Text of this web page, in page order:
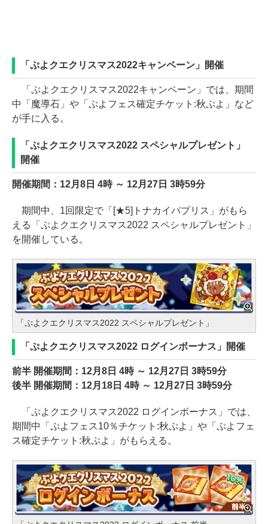
「ぷよクエクリスマス2022キャンペーン」開催
「ぷよクエクリスマス2022キャンペーン」では、期間
中「魔導石」や「ぷよフェス確定チケット:秋ぷよ」など
が手に入る。
「ぷよクエクリスマス2022 スペシャルプレゼント」
開催
開催期間：12月8日 4時 ～ 12月27日 3時59分
期間中、1回限定で「[★5]トナカイパプリス」がもら
える「ぷよクエクリスマス2022 スペシャルプレゼント」
を開催している。
「ぷよクエクリスマス2022 スペシャルプレゼント」
「ぷよクエクリスマス2022 ログインボーナス」開催
前半 開催期間：12月8日 4時 ～ 12月27日 3時59分
後半 開催期間：12月18日 4時 ～ 12月27日 3時59分
「ぷよクエクリスマス2022 ログインボーナス」では、
期間中「ぷよフェス10％チケット:秋ぷよ」や「ぷよフェ
ス確定チケット:秋ぷよ」がもらえる。